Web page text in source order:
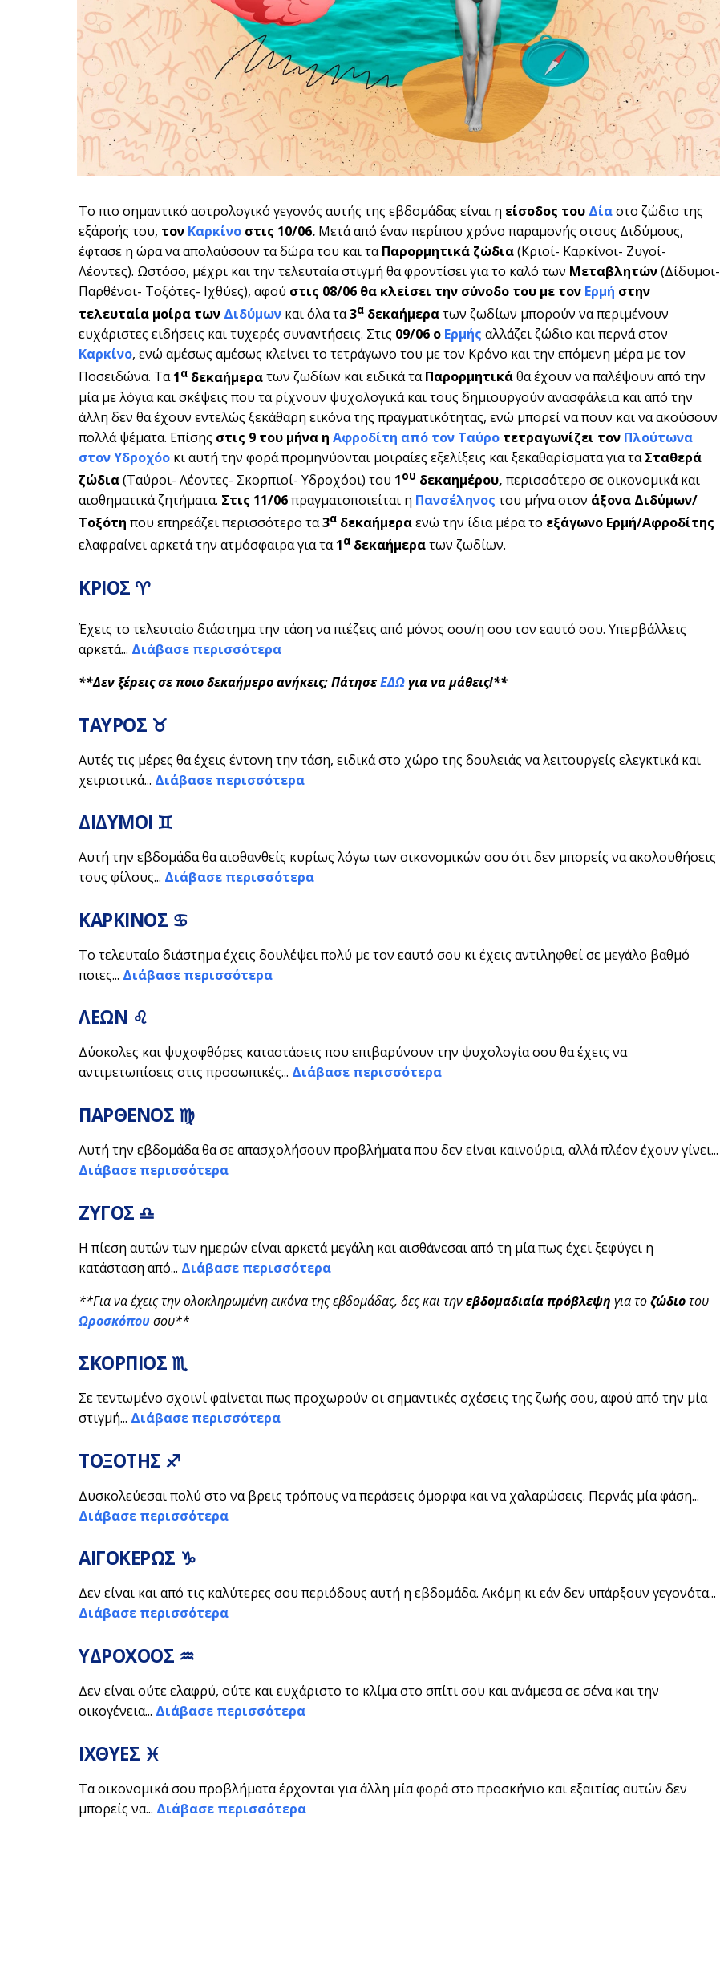
To πιο σημαντικό αστρολογικό γεγονός αυτής της εβδομάδας είναι η είσοδος του Δίαστο ζώδιο της
εξάρσής του, τον Καρκίνο στις 10/06. Μετά από έναν περίπου χρόνο παραμονής στους Διδύμους,
έφτασε η ώρα να απολαύσουν τα δώρα του και ταΠαρορμητικά ζώδια(Κριοί- Καρκίνοι- Ζυγοί-
Λέοντες). Ωστόσο, μέχρι και την τελευταία στιγμή θα φροντίσει για το καλό των Μεταβλητών(Δίδυμοι-
Παρθένοι- Τοξότες- Ιχθύες), αφού στις 08/06 θα κλείσει την σύνοδο του με τον Ερμή στην
τελευταία μοίρα των Διδύμων και όλα τα3α δεκαήμερατων ζωδίων μπορούν να περιμένουν
ευχάριστες ειδήσεις και τυχερές συναντήσεις. Στις 09/06 ο Ερμής αλλάζει ζώδιο και περνά στον
Καρκίνο, ενώ αμέσως αμέσως κλείνει το τετράγωνο του με τον Κρόνο και την επόμενη μέρα με τον
Ποσειδώνα. Τα1α δεκαήμερατων ζωδίων και ειδικά ταΠαρορμητικάθα έχουν να παλέψουν από την
μία με λόγια και σκέψεις που τα ρίχνουν ψυχολογικά και τους δημιουργούν ανασφάλεια και από την
άλλη δεν θα έχουν εντελώς ξεκάθαρη εικόνα της πραγματικότητας, ενώ μπορεί να πουν και να ακούσουν
πολλά ψέματα. Επίσης στις 9 του μήνα η Αφροδίτη από τον Ταύρο τετραγωνίζει τον Πλούτωνα
στον Υδροχόο κι αυτή την φορά προμηνύονται μοιραίες εξελίξεις και ξεκαθαρίσματα για ταΣταθερά
ζώδια(Ταύροι- Λέοντες- Σκορπιοί- Υδροχόοι) του 1ου δεκαημέρου, περισσότερο σε οικονομικά και
αισθηματικά ζητήματα. Στις 11/06πραγματοποιείται η Πανσέληνος του μήνα στον άξονα Διδύμων/
Τοξότη που επηρεάζει περισσότερο τα3α δεκαήμεραενώ την ίδια μέρα το εξάγωνο Ερμή/Αφροδίτης
ελαφραίνει αρκετά την ατμόσφαιρα για τα1α δεκαήμερατων ζωδίων.
ΚΡΙΟΣ ♈
Έχεις το τελευταίο διάστημα την τάση να πιέζεις από μόνος σου/η σου τον εαυτό σου. Υπερβάλλεις
αρκετά... Διάβασε περισσότερα
**Δεν ξέρεις σε ποιο δεκαήμερο ανήκεις; ΠάτησεΕΔΩγια να μάθεις!**
ΤΑΥΡΟΣ ♉
Αυτές τις μέρες θα έχεις έντονη την τάση, ειδικά στο χώρο της δουλειάς να λειτουργείς ελεγκτικά και
χειριστικά... Διάβασε περισσότερα
ΔΙΔΥΜΟΙ ♊
Αυτή την εβδομάδα θα αισθανθείς κυρίως λόγω των οικονομικών σου ότι δεν μπορείς να ακολουθήσεις
τους φίλους... Διάβασε περισσότερα
ΚΑΡΚΙΝΟΣ ♋
Το τελευταίο διάστημα έχεις δουλέψει πολύ με τον εαυτό σου κι έχεις αντιληφθεί σε μεγάλο βαθμό
ποιες... Διάβασε περισσότερα
ΛΕΩΝ ♌
Δύσκολες και ψυχοφθόρες καταστάσεις που επιβαρύνουν την ψυχολογία σου θα έχεις να
αντιμετωπίσεις στις προσωπικές... Διάβασε περισσότερα
ΠΑΡΘΕΝΟΣ ♍
Αυτή την εβδομάδα θα σε απασχολήσουν προβλήματα που δεν είναι καινούρια, αλλά πλέον έχουν γίνει...
Διάβασε περισσότερα
ΖΥΓΟΣ ♎
Η πίεση αυτών των ημερών είναι αρκετά μεγάλη και αισθάνεσαι από τη μία πως έχει ξεφύγει η
κατάσταση από... Διάβασε περισσότερα
**Για να έχεις την ολοκληρωμένη εικόνα της εβδομάδας, δες και τηνεβδομαδιαία πρόβλεψη για τοζώδιοτου
Ωροσκόπουσου**
ΣΚΟΡΠΙΟΣ ♏
Σε τεντωμένο σχοινί φαίνεται πως προχωρούν οι σημαντικές σχέσεις της ζωής σου, αφού από την μία
στιγμή... Διάβασε περισσότερα
ΤΟΞΟΤΗΣ ♐
Δυσκολεύεσαι πολύ στο να βρεις τρόπους να περάσεις όμορφα και να χαλαρώσεις. Περνάς μία φάση...
Διάβασε περισσότερα
ΑΙΓΟΚΕΡΩΣ ♑
Δεν είναι και από τις καλύτερες σου περιόδους αυτή η εβδομάδα. Ακόμη κι εάν δεν υπάρξουν γεγονότα...
Διάβασε περισσότερα
ΥΔΡΟΧΟΟΣ ♒
Δεν είναι ούτε ελαφρύ, ούτε και ευχάριστο το κλίμα στο σπίτι σου και ανάμεσα σε σένα και την
οικογένεια... Διάβασε περισσότερα
ΙΧΘΥΕΣ ♓
Τα οικονομικά σου προβλήματα έρχονται για άλλη μία φορά στο προσκήνιο και εξαιτίας αυτών δεν
μπορείς να... Διάβασε περισσότερα